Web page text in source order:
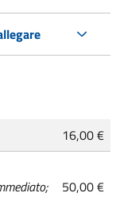
16,00 €
50,00 €